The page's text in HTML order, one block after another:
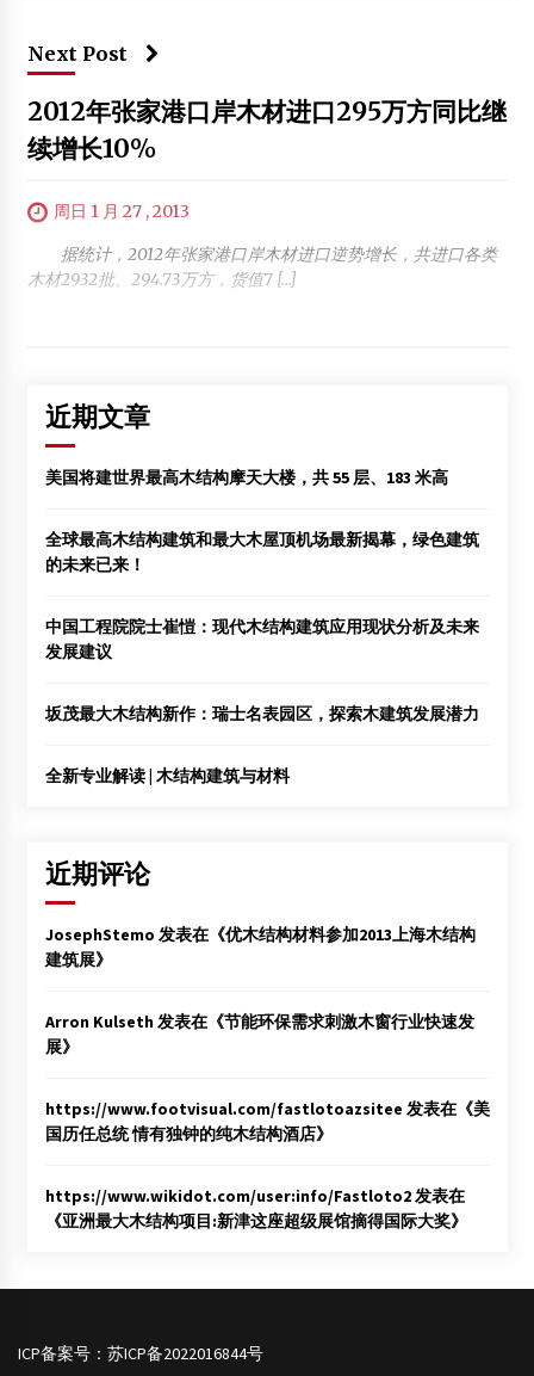
Next Post
2012年张家港口岸木材进口295万方同比继
续增长10%
周日 1 月 27 , 2013
据统计，2012年张家港口岸木材进口逆势增长，共进口各类
木材2932批、294.73万方，货值7 […]
近期文章
美国将建世界最高木结构摩天大楼，共 55 层、183 米高
全球最高木结构建筑和最大木屋顶机场最新揭幕，绿色建筑
的未来已来！
中国工程院院士崔愷：现代木结构建筑应用现状分析及未来
发展建议
坂茂最大木结构新作：瑞士名表园区，探索木建筑发展潜力
全新专业解读 | 木结构建筑与材料
近期评论
JosephStemo 发表在《优木结构材料参加2013上海木结构
建筑展》
Arron Kulseth发表在《节能环保需求刺激木窗行业快速发
展》
https://www.footvisual.com/fastlotoazsitee 发表在《美
国历任总统 情有独钟的纯木结构酒店》
https://www.wikidot.com/user:info/Fastloto2发表在
《亚洲最大木结构项目:新津这座超级展馆摘得国际大奖》
ICP备案号： 苏ICP备2022016844号